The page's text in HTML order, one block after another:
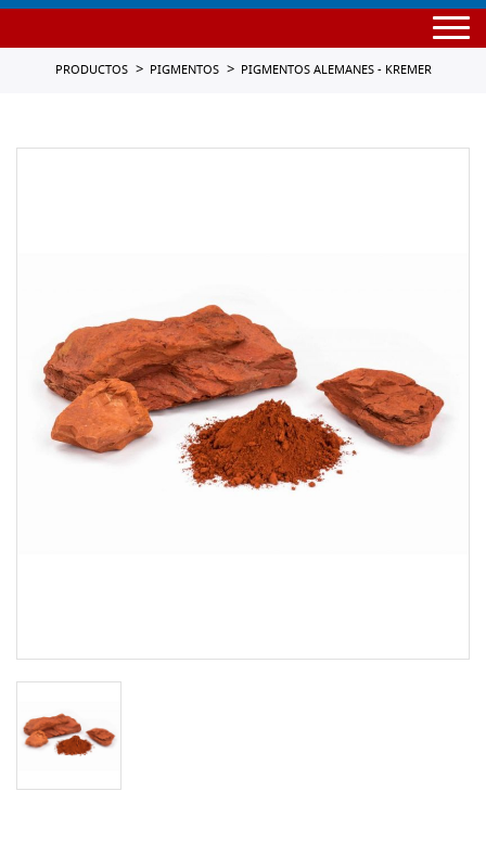
PRODUCTOS PIGMENTOS PIGMENTOS ALEMANES - KREMER